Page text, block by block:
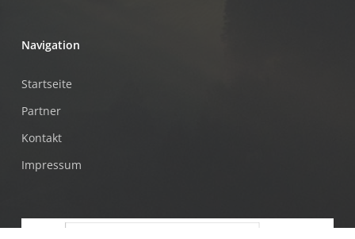
Navigation
Startseite
Partner
Kontakt
Impressum